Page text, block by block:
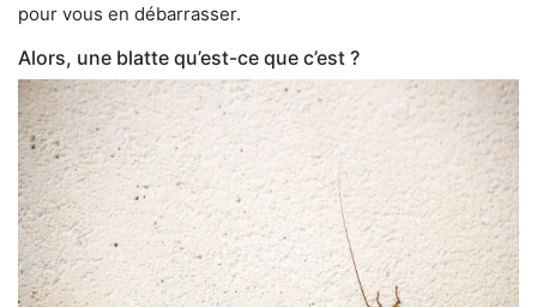
pour vous en débarrasser.
Alors, une blatte qu’est-ce que c’est ?